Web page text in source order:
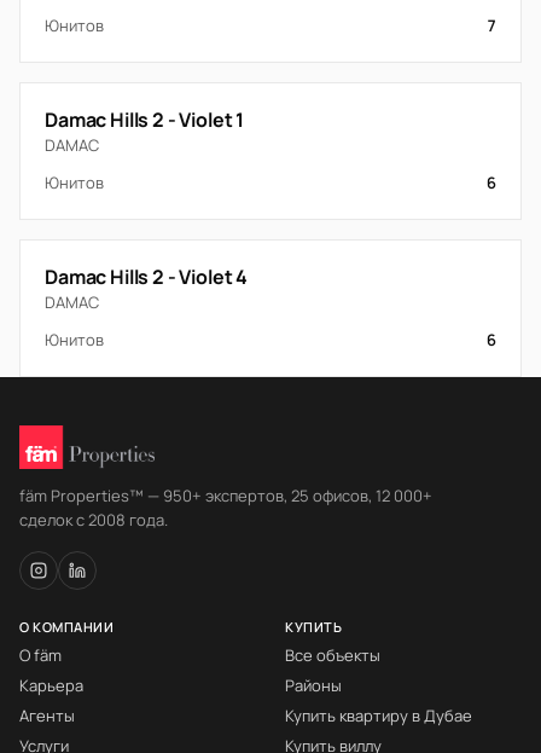
Юнитов 7
Damac Hills 2 - Violet 1
DAMAC
Юнитов
6
Damac Hills 2 - Violet 4
DAMAC
Юнитов
6
fäm Properties™ — 950+ экспертов, 25 офисов, 12 000+
сделок с 2008 года.
О КОМПАНИИ
О fäm
Карьера
Агенты
Услуги
КУПИТЬ
Все объекты
Районы
Купить квартиру в Дубае
Купить виллу